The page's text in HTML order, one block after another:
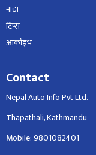
नाडा
टिप्स
आर्काइभ
Contact
Nepal Auto Info Pvt Ltd.
Thapathali, Kathmandu
Mobile: 9801082401